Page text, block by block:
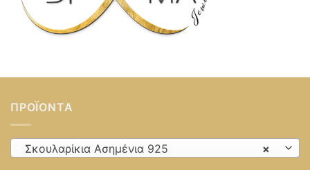
ΠΡΟΪΌΝΤΑ
×
Σκουλαρίκια Ασημένια 925